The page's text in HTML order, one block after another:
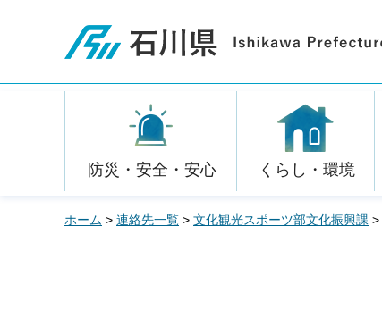
石川県
防災・安全・安心 くらし・環境
ホーム > 連絡先一覧 > 文化観光スポーツ部文化振興課 >